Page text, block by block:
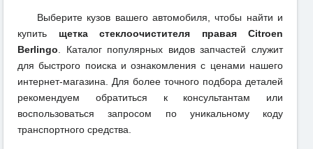
Выберите кузов вашего автомобиля, чтобы найти и
купить щетка стеклоочистителя правая Citroen
Berlingo. Каталог популярных видов запчастей служит
для быстрого поиска и ознакомления с ценами нашего
интернет-магазина. Для более точного подбора деталей
рекомендуем обратиться к консультантам или
воспользоваться запросом по уникальному коду
транспортного средства.